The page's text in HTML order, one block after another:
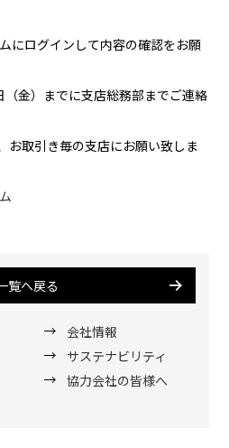
にログインして内容の確認をお願
金）までに支店総務部までご連絡
お取引き毎の支店にお願い致しま
覧へ戻る
会社情報
サステナビリティ
協力会社の皆様へ